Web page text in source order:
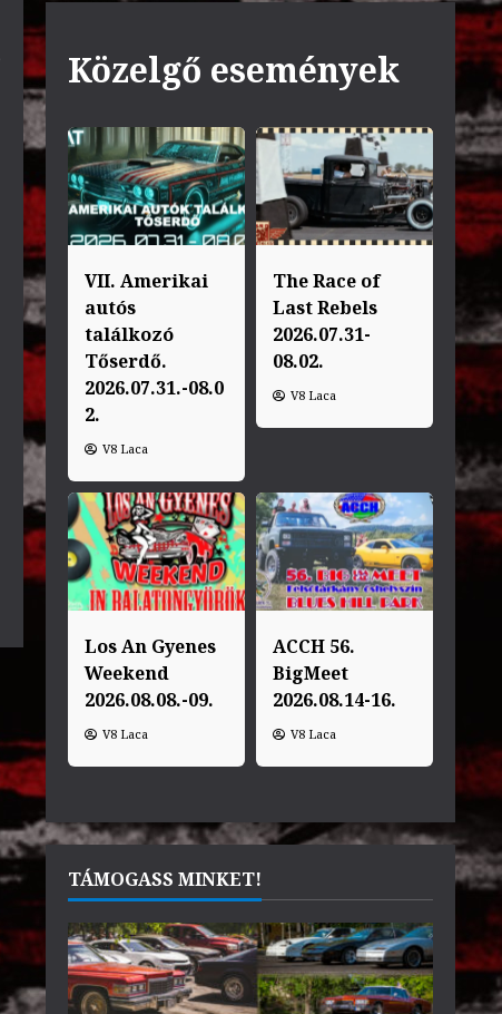
Közelgő események
VII. Amerikai
autós
találkozó
Tőserdő.
2026.07.31.-08.0
2.
V8 Laca
The Race of
Last Rebels
2026.07.31-
08.02.
V8 Laca
Los An Gyenes
Weekend
2026.08.08.-09.
V8 Laca
ACCH 56.
BigMeet
2026.08.14-16.
V8 Laca
TÁMOGASS MINKET!